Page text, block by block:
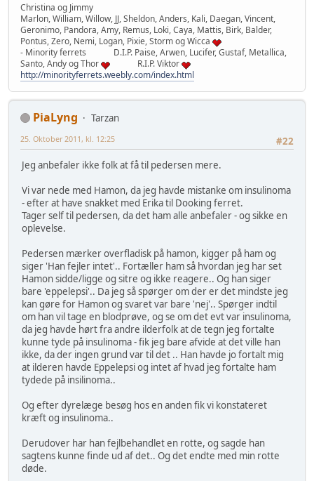
Christina og Jimmy
Marlon, William, Willow, JJ, Sheldon, Anders, Kali, Daegan, Vincent,
Geronimo, Pandora, Amy, Remus, Loki, Caya, Mattis, Birk, Balder,
Pontus, Zero, Nemi, Logan, Pixie, Storm og Wicca
- Minority ferrets D.I.P. Paise, Arwen, Lucifer, Gustaf, Metallica,
Santo, Andy og Thor
R.I.P. Viktor
http://minorityferrets.weebly.com/index.html
PiaLyng
Tarzan
#22
25. Oktober 2011, kl. 12:25
Jeg anbefaler ikke folk at få til pedersen mere.
Vi var nede med Hamon, da jeg havde mistanke om insulinoma
- efter at have snakket med Erika til Dooking ferret.
Tager self til pedersen, da det ham alle anbefaler - og sikke en
oplevelse.
Pedersen mærker overfladisk på hamon, kigger på ham og
siger 'Han fejler intet'.. Fortæller ham så hvordan jeg har set
Hamon sidde/ligge og sitre og ikke reagere.. Og han siger
bare 'eppelepsi'.. Da jeg så spørger om der er det mindste jeg
kan gøre for Hamon og svaret var bare 'nej'.. Spørger indtil
om han vil tage en blodprøve, og se om det evt var insulinoma,
da jeg havde hørt fra andre ilderfolk at de tegn jeg fortalte
kunne tyde på insulinoma - fik jeg bare afvide at det ville han
ikke, da der ingen grund var til det .. Han havde jo fortalt mig
at ilderen havde Eppelepsi og intet af hvad jeg fortalte ham
tydede på insilinoma..
Og efter dyrelæge besøg hos en anden fik vi konstateret
kræft og insulinoma..
Derudover har han fejlbehandlet en rotte, og sagde han
sagtens kunne finde ud af det.. Og det endte med min rotte
døde.